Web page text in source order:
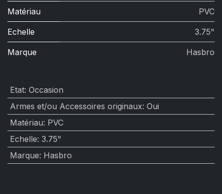
Matériau PVC
Echelle 3.75"
Marque Hasbro
Etat: Occasion
Armes et/ou Accessoires originaux: Oui
Matériau: PVC
Echelle: 3.75"
Marque: Hasbro